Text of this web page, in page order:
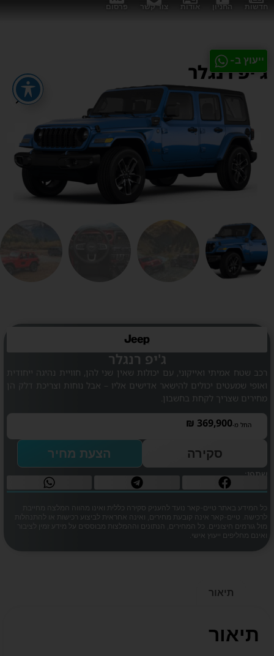
חדשות החניון אודות צור קשר פרסום
ייעוץ ב-
ג'יפ רנגלר
ג'יפ רנגלר
רכב שטח אמיתי ואייקוני, עם יכולות שאין שני להן, חוויית נהיגה ייחודית
ואופי שמעטים יכולים להישאר אדישים אליו – אבל נוחות וצריכת דלק הן
מחירים שצריך לקחת בחשבון.
החל מ- ₪ 369,900
סקירה הצעת מחיר
שתפו:
כל המידע באתר טיים-קאר נועד להעניק סקירה כללית ואינו מהווה המלצה מחייבת
לרכישה. טיים-קאר אינה קובעת מחירים, ואינה אחראית לביצוע רכישות או להתנהלות
מול גורמים חיצוניים. כל המחירים, הנתונים וההמלצות מבוססים על מידע זמין לציבור
ואינם מחליפים ייעוץ אישי.
תיאור
תיאור